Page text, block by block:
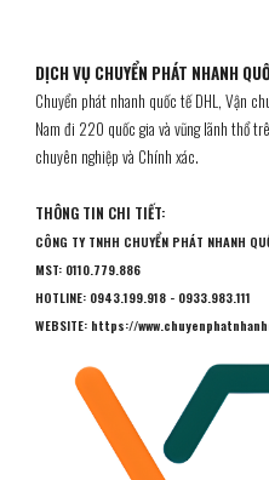
DỊCH VỤ CHUYỂN PHÁT NHANH
Chuyển phát nhanh quốc tế DHL, Vận
Nam đi 220 quốc gia và vũng lãnh thổ
chuyên nghiệp và Chính xác.
THÔNG TIN CHI TIẾT:
CÔNG TY TNHH CHUYỂN PHÁT NHANH
MST: 0110.779.886
HOTLINE: 0943.199.918 - 0933.983.111
WEBSITE: https://